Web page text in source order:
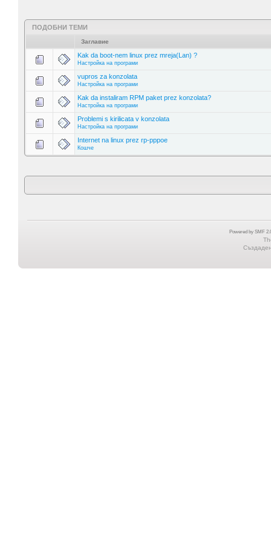
ПОДОБНИ ТЕМИ
Заглавие
Kak da boot-nem linux prez mreja(Lan) ?
Настройка на програми
vupros za konzolata
Настройка на програми
Kak da instaliram RPM paket prez konzolata?
Настройка на програми
Problemi s kirilicata v konzolata
Настройка на програми
Internet na linux prez rp-pppoe
Кошче
Powered by SMF